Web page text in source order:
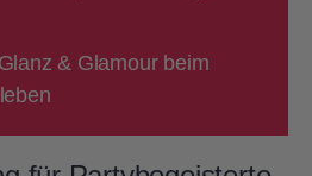
& Glamour beim